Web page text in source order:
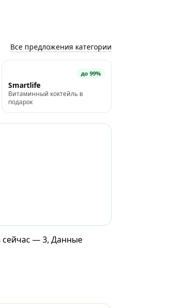
Все предложения категории
до 99%
Smartlife
Витаминный коктейль в
подарок
сейчас — 3, Данные